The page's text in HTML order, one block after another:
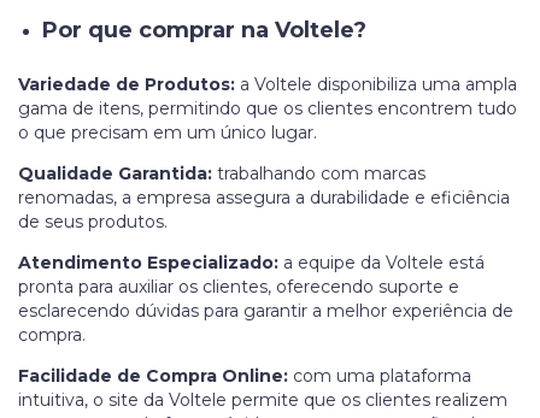
Por que comprar na Voltele?
Variedade de Produtos: a Voltele disponibiliza uma ampla
gama de itens, permitindo que os clientes encontrem tudo
o que precisam em um único lugar.
Qualidade Garantida: trabalhando com marcas
renomadas, a empresa assegura a durabilidade e eficiência
de seus produtos.
Atendimento Especializado: a equipe da Voltele está
pronta para auxiliar os clientes, oferecendo suporte e
esclarecendo dúvidas para garantir a melhor experiência de
compra.
Facilidade de Compra Online: com uma plataforma
intuitiva, o site da Voltele permite que os clientes realizem